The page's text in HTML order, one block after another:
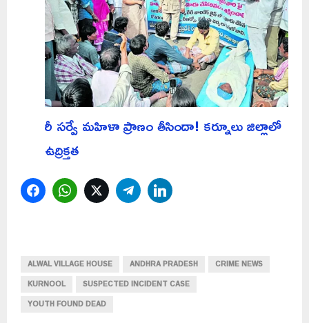
రీ సర్వే మహిళా ప్రాణం తీసిందా! కర్నూలు జిల్లాలో
ఉద్రిక్తత
FacebookWhatsAppTwitterTelegram
ALWAL VILLAGE HOUSE ANDHRA PRADESH
CRIME NEWS
KURNOOL
SUSPECTED INCIDENT CASE
YOUTH FOUND DEAD